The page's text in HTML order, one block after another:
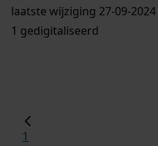
laatste wijziging 27-09-2024
1 gedigitaliseerd
1